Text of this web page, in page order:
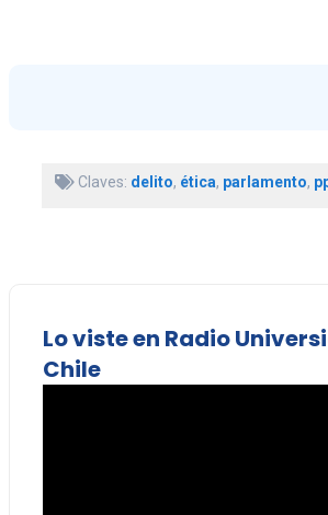
Claves: delito, ética, parlamento,
Lo viste en Radio
Chile